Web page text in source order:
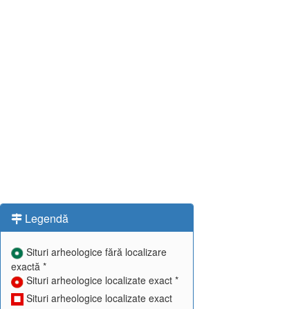
Legendă
Situri arheologice fără localizare
exactă *
Situri arheologice localizate exact *
Situri arheologice localizate exact